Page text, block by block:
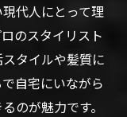
代人にとって理
のスタイリスト
タイルや髪質に
自宅にいながら
のが魅力です。